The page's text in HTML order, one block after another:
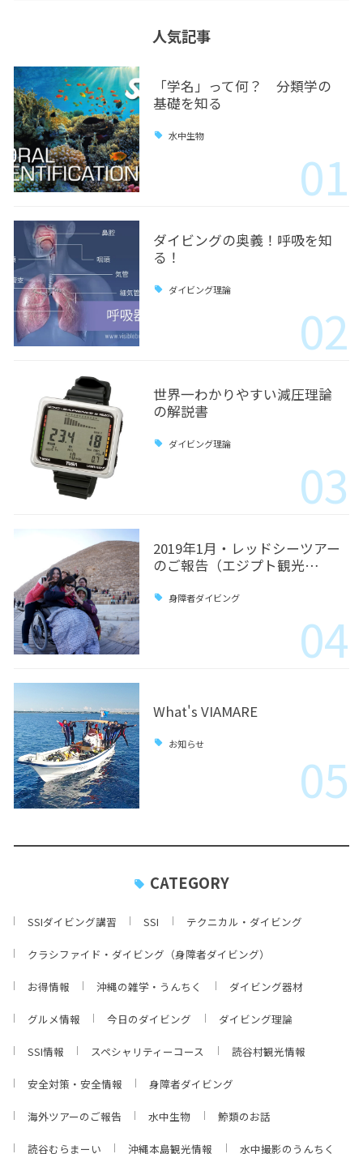
人気記事
「学名」って何？ 分類学の
基礎を知る
水中生物
01
ダイビングの奥義！呼吸を知
る！
ダイビング理論
02
世界一わかりやすい減圧理論
の解説書
ダイビング理論
03
2019年1月・レッドシーツアー
のご報告（エジプト観光…
身障者ダイビング
04
What's VIAMARE
お知らせ
05
CATEGORY
SSIダイビング講習 SSI テクニカル・ダイビング
クラシファイド・ダイビング（身障者ダイビング）
お得情報 沖縄の雑学・うんちく ダイビング器材
グルメ情報 今日のダイビング ダイビング理論
SSI情報 スペシャリティーコース 読谷村観光情報
安全対策・安全情報 身障者ダイビング
海外ツアーのご報告 水中生物 鯨類のお話
読谷むらまーい 沖縄本島観光情報 水中撮影のうんちく